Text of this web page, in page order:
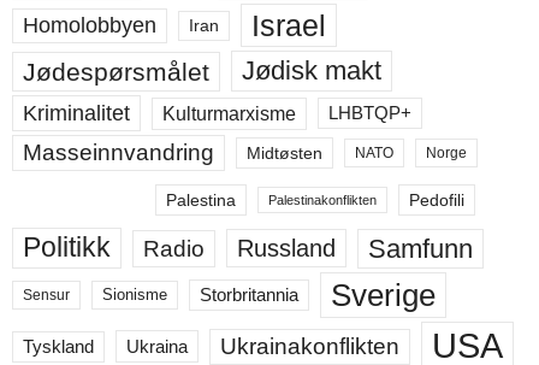
Homolobbyen Iran Israel
Jødespørsmålet Jødisk makt
Kriminalitet Kulturmarxisme LHBTQP+
Masseinnvandring Midtøsten NATO Norge
Palestina Palestinakonflikten Pedofili
Politikk Radio Russland Samfunn
Sensur Sionisme Storbritannia Sverige
Tyskland Ukraina Ukrainakonflikten USA